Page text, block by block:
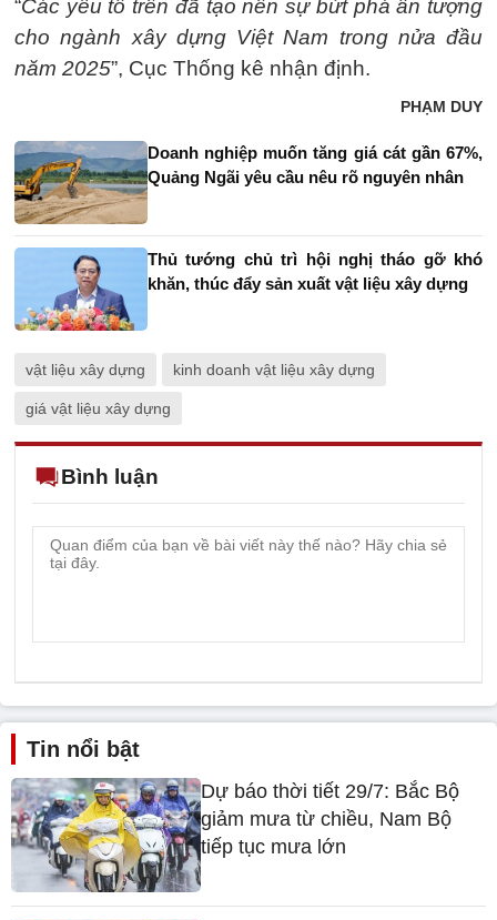
“Các yếu tố trên đã tạo nên sự bứt phá ấn tượng
cho ngành xây dựng Việt Nam trong nửa đầu
năm 2025”, Cục Thống kê nhận định.
PHẠM DUY
Doanh nghiệp muốn tăng giá cát gần 67%,
Quảng Ngãi yêu cầu nêu rõ nguyên nhân
Thủ tướng chủ trì hội nghị tháo gỡ khó
khăn, thúc đẩy sản xuất vật liệu xây dựng
vật liệu xây dựng kinh doanh vật liệu xây dựng
giá vật liệu xây dựng
Bình luận
Tin nổi bật
Dự báo thời tiết 29/7: Bắc Bộ
giảm mưa từ chiều, Nam Bộ
tiếp tục mưa lớn